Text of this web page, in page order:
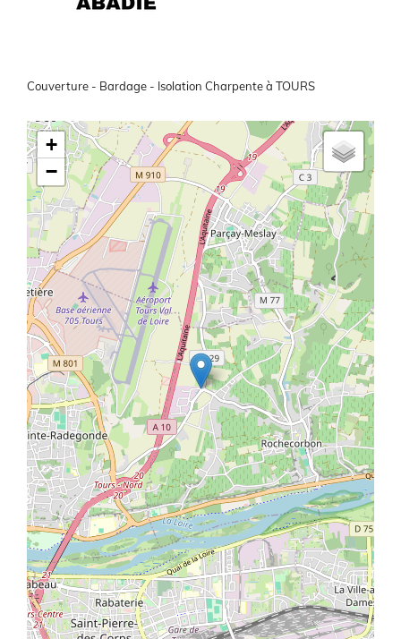
Présentation
Couverture - Bardage - Isolation Charpente à TOURS
Latitude/Longitude
+
−